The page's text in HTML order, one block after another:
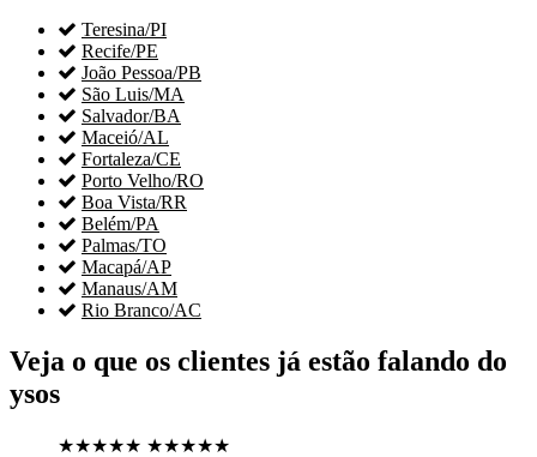
 Teresina/PI
 Recife/PE
 João Pessoa/PB
 São Luis/MA
 Salvador/BA
 Maceió/AL
 Fortaleza/CE
 Porto Velho/RO
 Boa Vista/RR
 Belém/PA
 Palmas/TO
 Macapá/AP
 Manaus/AM
 Rio Branco/AC
Veja o que os clientes já estão falando do
ysos
★★★★★ ★★★★★